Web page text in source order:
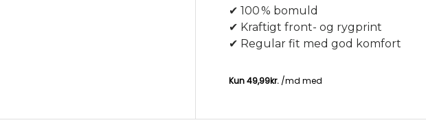
✔ 100 % bomuld
✔ Kraftigt front- og rygprint
✔ Regular fit med god komfort